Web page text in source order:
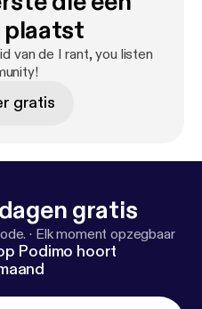
plaatst
van de I rant, you listen
gratis
gratis
· Elk moment opzegbaar
Podimo hoort